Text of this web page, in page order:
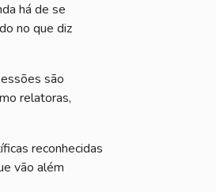
há de se
no que diz
são
relatoras,
reconhecidas
vão além